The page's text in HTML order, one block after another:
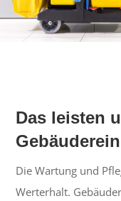
Das leisten
Die Wartung und
Werterhalt.